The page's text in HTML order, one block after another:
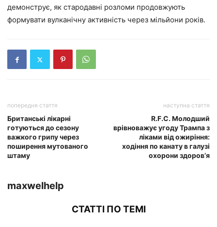
демонструє, як стародавні розломи продовжують
формувати вулканічну активність через мільйони років.
попередня стаття
Британські лікарні
готуються до сезону
важкого грипу через
поширення мутованого
штаму
наступна стаття
R.F.C. Молодший
врівноважує угоду Трампа з
ліками від ожиріння:
ходіння по канату в галузі
охорони здоров’я
maxwelhelp
СТАТТІ ПО ТЕМІ